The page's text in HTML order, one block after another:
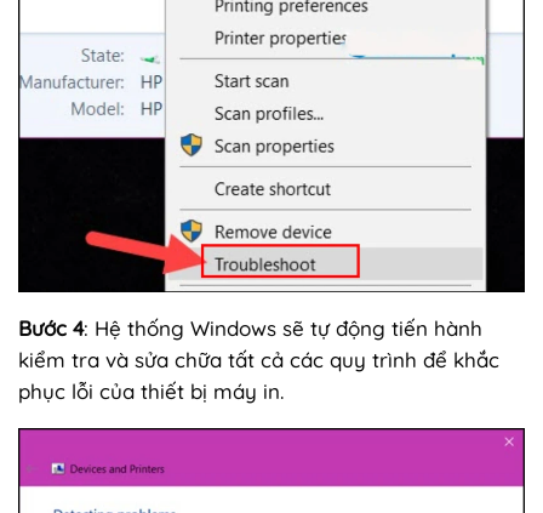
Bước 4: Hệ thống Windows sẽ tự động tiến hành
kiểm tra và sửa chữa tất cả các quy trình để khắc
phục lỗi của thiết bị máy in.